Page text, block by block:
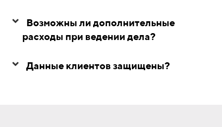
Возможны ли дополнительные
расходы при ведении дела?
Данные клиентов защищены?